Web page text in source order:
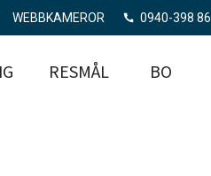
WEBBKAMEROR 0940-398 86
RESMÅL BO